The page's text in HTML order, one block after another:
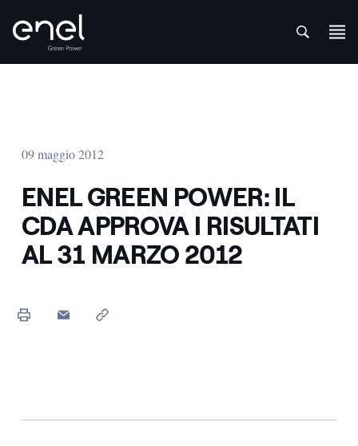
09 maggio 2012
ENEL GREEN POWER: IL
CDA APPROVA I RISULTATI
AL 31 MARZO 2012